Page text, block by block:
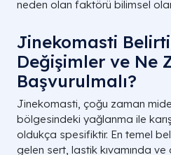
neden olan faktörü bilimsel
Jinekomasti
Değişimler ve Ne
Başvurulmalı?
Jinekomasti, çoğu zaman
bölgesindeki yağlanma ile
oldukça spesifiktir. En temel
gelen sert, lastik kıvamında